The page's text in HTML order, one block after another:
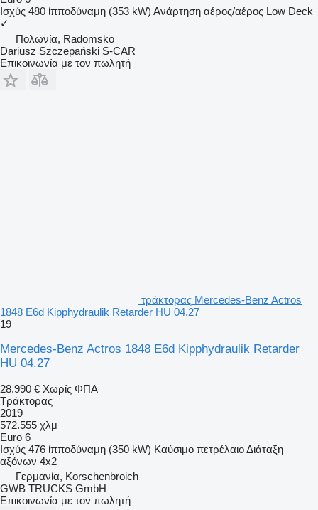
Ισχύς 480 ίπποδύναμη (353 kW) Ανάρτηση αέρος/αέρος Low Deck
✓
Πολωνία, Radomsko
Dariusz Szczepański S-CAR
Επικοινωνία με τον πωλητή
τράκτορας Mercedes-Benz Actros
1848 E6d Kipphydraulik Retarder HU 04.27
19
Mercedes-Benz Actros 1848 E6d Kipphydraulik Retarder
HU 04.27
28.990 € Χωρίς ΦΠΑ
Τράκτορας
2019
572.555 χλμ
Euro 6
Ισχύς 476 ίπποδύναμη (350 kW) Καύσιμο πετρέλαιοΔιάταξη
αξόνων 4x2
Γερμανία, Korschenbroich
GWB TRUCKS GmbH
Επικοινωνία με τον πωλητή